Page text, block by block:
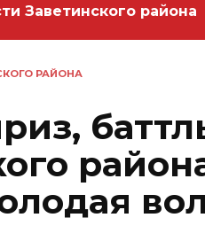
Заветинского района
РАЙОНА